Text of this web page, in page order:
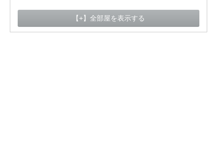
【+】全部屋を表示する